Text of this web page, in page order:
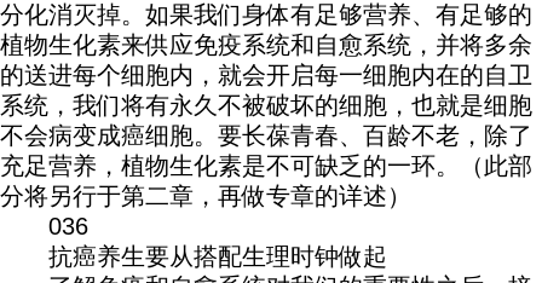
分化消灭掉。如果我们身体有足够营养、有足够的
植物生化素来供应免疫系统和自愈系统，并将多余
的送进每个细胞内，就会开启每一细胞内在的自卫
系统，我们将有永久不被破坏的细胞，也就是细胞
不会病变成癌细胞。要长葆青春、百龄不老，除了
充足营养，植物生化素是不可缺乏的一环。（此部
分将另行于第二章，再做专章的详述）
036
抗癌养生要从搭配生理时钟做起